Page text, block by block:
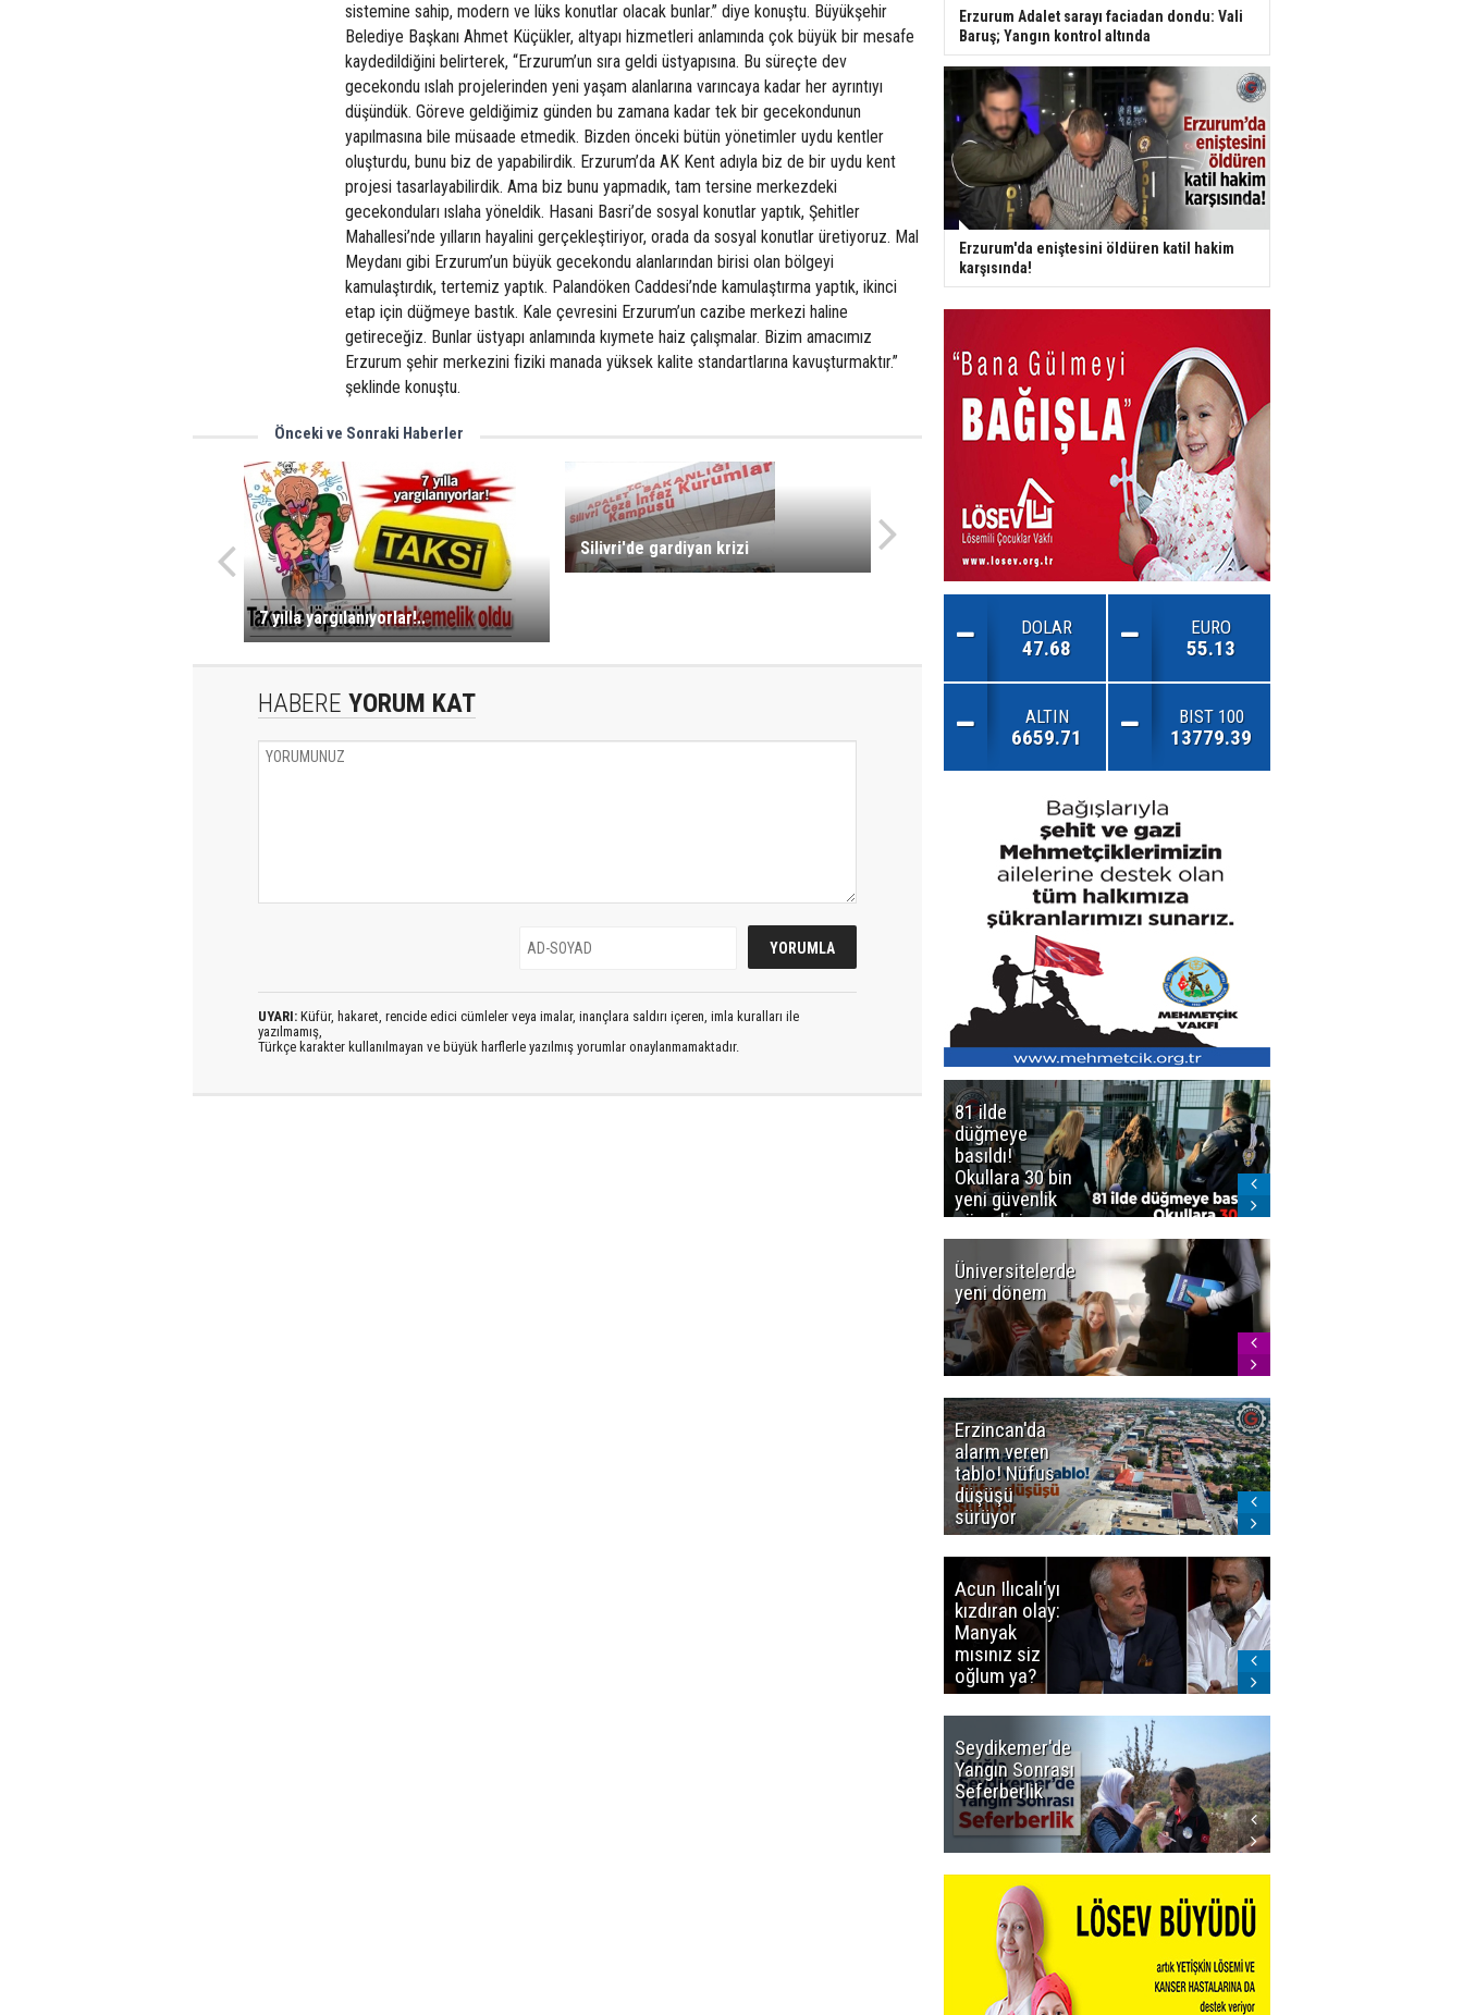
sistemine sahip, modern ve lüks konutlar olacak bunlar.” diye konuştu. Büyükşehir
Belediye Başkanı Ahmet Küçükler, altyapı hizmetleri anlamında çok büyük bir mesafe
kaydedildiğini belirterek, “Erzurum’un sıra geldi üstyapısına. Bu süreçte dev
gecekondu ıslah projelerinden yeni yaşam alanlarına varıncaya kadar her ayrıntıyı
düşündük. Göreve geldiğimiz günden bu zamana kadar tek bir gecekondunun
yapılmasına bile müsaade etmedik. Bizden önceki bütün yönetimler uydu kentler
oluşturdu, bunu biz de yapabilirdik. Erzurum’da AK Kent adıyla biz de bir uydu kent
projesi tasarlayabilirdik. Ama biz bunu yapmadık, tam tersine merkezdeki
gecekonduları ıslaha yöneldik. Hasani Basri’de sosyal konutlar yaptık, Şehitler
Mahallesi’nde yılların hayalini gerçekleştiriyor, orada da sosyal konutlar üretiyoruz. Mal
Meydanı gibi Erzurum’un büyük gecekondu alanlarından birisi olan bölgeyi
kamulaştırdık, tertemiz yaptık. Palandöken Caddesi’nde kamulaştırma yaptık, ikinci
etap için düğmeye bastık. Kale çevresini Erzurum’un cazibe merkezi haline
getireceğiz. Bunlar üstyapı anlamında kıymete haiz çalışmalar. Bizim amacımız
Erzurum şehir merkezini fiziki manada yüksek kalite standartlarına kavuşturmaktır.”
şeklinde konuştu.
Önceki ve Sonraki Haberler
7 yılla yargılanıyorlar!..
Silivri'de gardiyan krizi
HABERE YORUM KAT
UYARI: Küfür, hakaret, rencide edici cümleler veya imalar, inançlara saldırı içeren, imla kuralları ile
yazılmamış,
Türkçe karakter kullanılmayan ve büyük harflerle yazılmış yorumlar onaylanmamaktadır.
Erzurum Adalet sarayı faciadan dondu: Vali
Baruş; Yangın kontrol altında
Erzurum'da eniştesini öldüren katil hakim
karşısında!
DOLAR
47.68
EURO
55.13
ALTIN
6659.71
BIST 100
13779.39
81 ilde
düğmeye
basıldı!
Okullara 30 bin
yeni güvenlik
görevlisi
Üniversitelerde
yeni dönem
Erzincan'da
alarm veren
tablo! Nüfus
düşüşü
sürüyor
Acun Ilıcalı'yı
kızdıran olay:
Manyak
mısınız siz
oğlum ya?
Seydikemer'de
Yangın Sonrası
Seferberlik